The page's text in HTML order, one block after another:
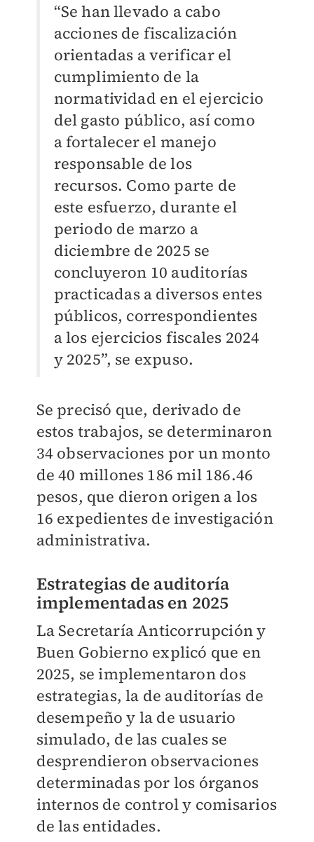
“Se han llevado a cabo
acciones de fiscalización
orientadas a verificar el
cumplimiento de la
normatividad en el ejercicio
del gasto público, así como
a fortalecer el manejo
responsable de los
recursos. Como parte de
este esfuerzo, durante el
periodo de marzo a
diciembre de 2025 se
concluyeron 10 auditorías
practicadas a diversos entes
públicos, correspondientes
a los ejercicios fiscales 2024
y 2025”, se expuso.
Se precisó que, derivado de
estos trabajos, se determinaron
34 observaciones por un monto
de 40 millones 186 mil 186.46
pesos, que dieron origen a los
16 expedientes de investigación
administrativa.
Estrategias de auditoría
implementadas en 2025
La Secretaría Anticorrupción y
Buen Gobierno explicó que en
2025, se implementaron dos
estrategias, la de auditorías de
desempeño y la de usuario
simulado, de las cuales se
desprendieron observaciones
determinadas por los órganos
internos de control y comisarios
de las entidades.